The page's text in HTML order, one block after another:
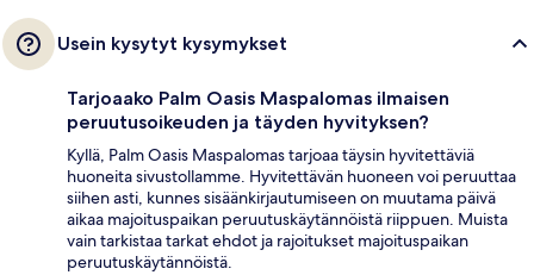
Usein kysytyt kysymykset
Tarjoaako Palm Oasis Maspalomas ilmaisen
peruutusoikeuden ja täyden hyvityksen?
Kyllä, Palm Oasis Maspalomas tarjoaa täysin hyvitettäviä
huoneita sivustollamme. Hyvitettävän huoneen voi peruuttaa
siihen asti, kunnes sisäänkirjautumiseen on muutama päivä
aikaa majoituspaikan peruutuskäytännöistä riippuen. Muista
vain tarkistaa tarkat ehdot ja rajoitukset majoituspaikan
peruutuskäytännöistä.